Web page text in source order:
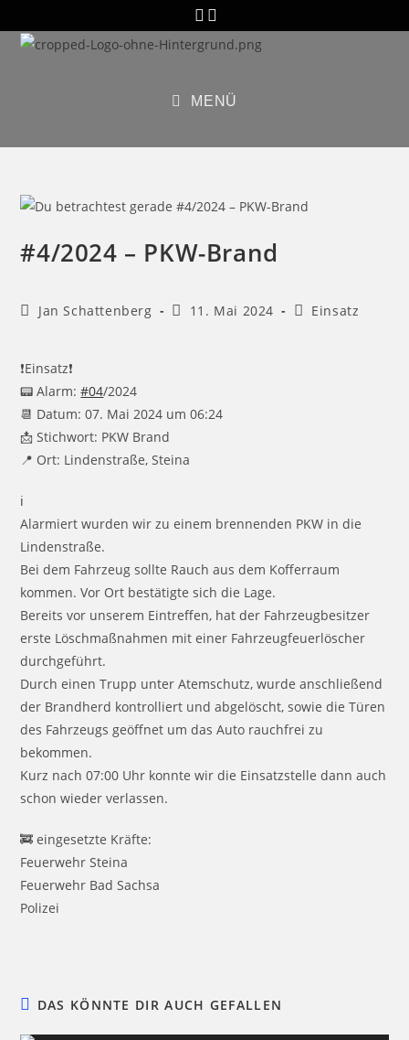
Inhalt
MENÜ
#4/2024 – PKW-Brand
Beitrags-
Jan Schattenberg
Beitrag
11. Mai 2024
Beitrags-
Einsatz
❗️Einsatz❗️
📟 Alarm:#04/2024
📆 Datum: 07. Mai 2024 um 06:24
📩 Stichwort: PKW Brand
📍 Ort: Lindenstraße, Steina
ℹ
Alarmiert wurden wir zu einem brennenden PKW in die
Lindenstraße.
Bei dem Fahrzeug sollte Rauch aus dem Kofferraum
kommen. Vor Ort bestätigte sich die Lage.
Bereits vor unserem Eintreffen, hat der Fahrzeugbesitzer
erste Löschmaßnahmen mit einer Fahrzeugfeuerlöscher
durchgeführt.
Durch einen Trupp unter Atemschutz, wurde anschließend
der Brandherd kontrolliert und abgelöscht, sowie die Türen
des Fahrzeugs geöffnet um das Auto rauchfrei zu
bekommen.
Kurz nach 07:00 Uhr konnte wir die Einsatzstelle dann auch
schon wieder verlassen.
🚒 eingesetzte Kräfte:
Feuerwehr Steina
Feuerwehr Bad Sachsa
Polizei
DAS KÖNNTE DIR AUCH GEFALLEN